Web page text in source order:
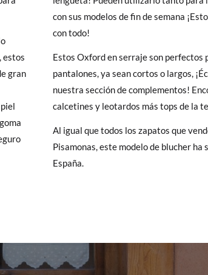
estos
gran
con sus modelos de fin de semana
con todo!
Estos Oxford en serraje son perfectos
pantalones, ya sean cortos o largos,
nuestra sección de complementos!
calcetines y leotardos más tops de la
Al igual que todos los zapatos que
Pisamonas, este modelo de blucher ha
España.
mínimo, sin preguntas. El precio final será el
que entrar en la sección
Atención al Cliente se encargará de todo: te
pocos días!
también serán gratuitas, ¡no tienes que
anterior y nos encargamos de enviarte un
25
16,2 16,9 17,6 18,3 19,0 19,7 20,4 21,1 21,8